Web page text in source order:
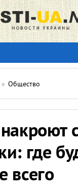
» Общество
где
всего